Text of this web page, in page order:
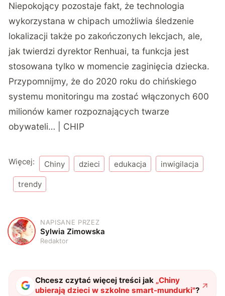
Niepokojący pozostaje fakt, że technologia
wykorzystana w chipach umożliwia śledzenie
lokalizacji także po zakończonych lekcjach, ale,
jak twierdzi dyrektor Renhuai, ta funkcja jest
stosowana tylko w momencie zaginięcia dziecka.
Przypomnijmy, że do 2020 roku do chińskiego
systemu monitoringu ma zostać włączonych 600
milionów kamer rozpoznających twarze
obywateli… | CHIP
Więcej: Chiny dzieci edukacja inwigilacja
trendy
S
NAPISANE PRZEZ
Sylwia Zimowska
Redaktor
Chcesz czytać więcej treści jak „Chiny
ubierają dzieci w szkolne smart-mundurki"?